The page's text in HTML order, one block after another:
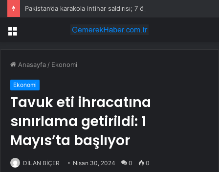
Pakistan’da karakola intihar saldırısı; 7 ölü, 15 yaralı
Menü
Anasayfa / Ekonomi
Ekonomi
Tavuk eti ihracatına
sınırlama getirildi: 1
Mayıs’ta başlıyor
DİLAN BİÇER Nisan 30, 2024 0 0